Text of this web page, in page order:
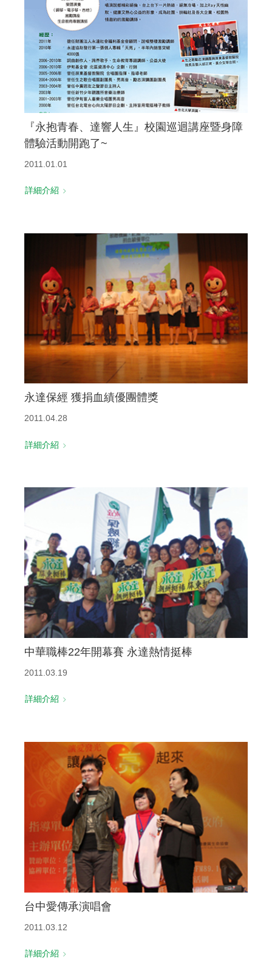
『永抱青春、達響人生』校園巡迴講座暨身障
體驗活動開跑了~
2011.01.01
詳細介紹
永達保經 獲捐血績優團體獎
2011.04.28
詳細介紹
中華職棒22年開幕賽 永達熱情挺棒
2011.03.19
詳細介紹
台中愛傳承演唱會
2011.03.12
詳細介紹